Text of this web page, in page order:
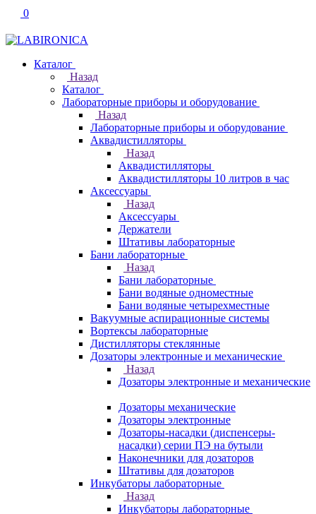
0
Каталог
Назад
Каталог
Лабораторные приборы и оборудование
Назад
Лабораторные приборы и оборудование
Аквадистилляторы
Назад
Аквадистилляторы
Аквадистилляторы 10 литров в час
Аксессуары
Назад
Аксессуары
Держатели
Штативы лабораторные
Бани лабораторные
Назад
Бани лабораторные
Бани водяные одноместные
Бани водяные четырехместные
Вакуумные аспирационные системы
Вортексы лабораторные
Дистилляторы стеклянные
Дозаторы электронные и механические
Назад
Дозаторы электронные и механические
Дозаторы механические
Дозаторы электронные
Дозаторы-насадки (диспенсеры-
насадки) серии ПЭ на бутыли
Наконечники для дозаторов
Штативы для дозаторов
Инкубаторы лабораторные
Назад
Инкубаторы лабораторные